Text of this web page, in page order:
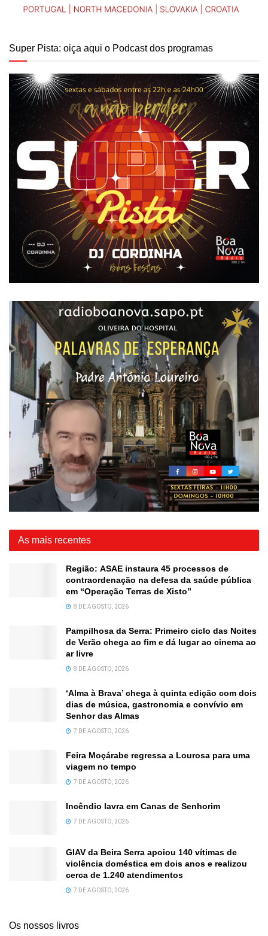
Super Pista: oiça aqui o Podcast dos programas
As mais recentes
Região: ASAE instaura 45 processos de
contraordenação na defesa da saúde pública
em “Operação Terras de Xisto”
8 DE AGOSTO, 2026
Pampilhosa da Serra: Primeiro ciclo das Noites
de Verão chega ao fim e dá lugar ao cinema ao
ar livre
8 DE AGOSTO, 2026
‘Alma à Brava’ chega à quinta edição com dois
dias de música, gastronomia e convívio em
Senhor das Almas
7 DE AGOSTO, 2026
Feira Moçárabe regressa a Lourosa para uma
viagem no tempo
7 DE AGOSTO, 2026
Incêndio lavra em Canas de Senhorim
7 DE AGOSTO, 2026
GIAV da Beira Serra apoiou 140 vítimas de
violência doméstica em dois anos e realizou
cerca de 1.240 atendimentos
7 DE AGOSTO, 2026
Os nossos livros